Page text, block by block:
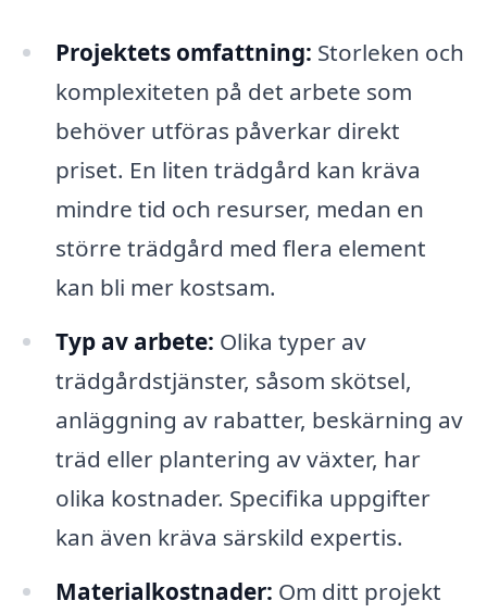
Projektets omfattning: Storleken och
komplexiteten på det arbete som
behöver utföras påverkar direkt
priset. En liten trädgård kan kräva
mindre tid och resurser, medan en
större trädgård med flera element
kan bli mer kostsam.
Typ av arbete: Olika typer av
trädgårdstjänster, såsom skötsel,
anläggning av rabatter, beskärning av
träd eller plantering av växter, har
olika kostnader. Specifika uppgifter
kan även kräva särskild expertis.
Materialkostnader: Om ditt projekt